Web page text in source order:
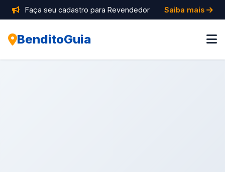
Faça seu cadastro para Revendedor Saiba mais
BenditoGuia